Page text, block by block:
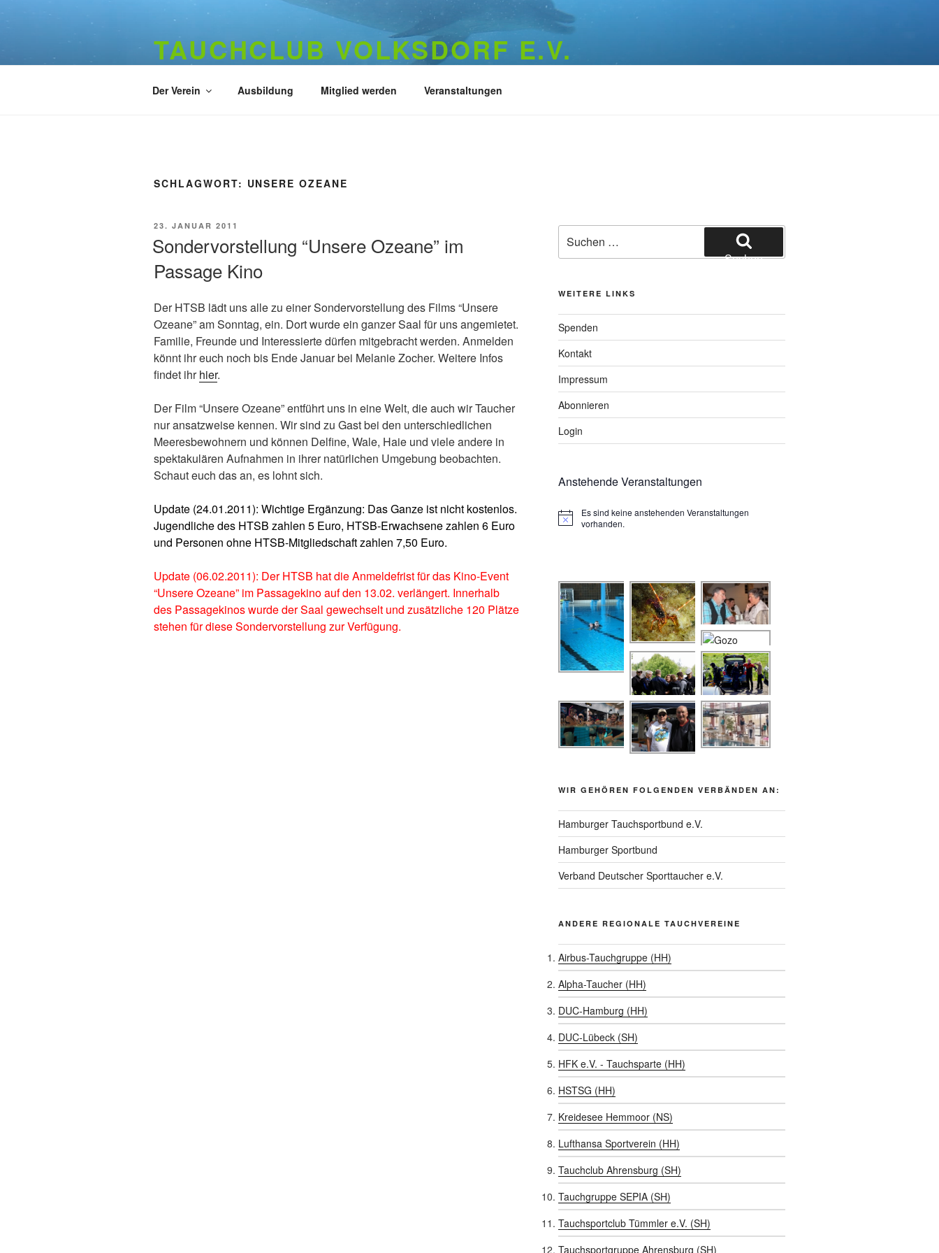
TAUCHCLUB VOLKSDORF E.V.
Der Verein Ausbildung Mitglied werden Veranstaltungen
SCHLAGWORT: UNSERE OZEANE
VERÖFFENTLICHT
23. JANUAR 2011
Sondervorstellung “Unsere Ozeane” im
Passage Kino
Der HTSB lädt uns alle zu einer Sondervorstellung des Films “Unsere
Ozeane” am Sonntag, ein. Dort wurde ein ganzer Saal für uns angemietet.
Familie, Freunde und Interessierte dürfen mitgebracht werden. Anmelden
könnt ihr euch noch bis Ende Januar bei Melanie Zocher. Weitere Infos
findet ihrhier.
Der Film “Unsere Ozeane” entführt uns in eine Welt, die auch wir Taucher
nur ansatzweise kennen. Wir sind zu Gast bei den unterschiedlichen
Meeresbewohnern und können Delfine, Wale, Haie und viele andere in
spektakulären Aufnahmen in ihrer natürlichen Umgebung beobachten.
Schaut euch das an, es lohnt sich.
Update (24.01.2011): Wichtige Ergänzung: Das Ganze ist nicht kostenlos.
Jugendliche des HTSB zahlen 5 Euro, HTSB-Erwachsene zahlen 6 Euro
und Personen ohne HTSB-Mitgliedschaft zahlen 7,50 Euro.
Update (06.02.2011): Der HTSB hat die Anmeldefrist für das Kino-Event
“Unsere Ozeane” im Passagekino auf den 13.02. verlängert. Innerhalb
des Passagekinos wurde der Saal gewechselt und zusätzliche 120 Plätze
stehen für diese Sondervorstellung zur Verfügung.
nach:
Suchen
WEITERE LINKS
Spenden
Kontakt
Impressum
Abonnieren
Login
Anstehende Veranstaltungen
H
s
Es sind keine anstehenden Veranstaltungen
vorhanden.
WIR GEHÖREN FOLGENDEN VERBÄNDEN AN:
Hamburger Tauchsportbund e.V.
Hamburger Sportbund
Verband Deutscher Sporttaucher e.V.
ANDERE REGIONALE TAUCHVEREINE
Airbus-Tauchgruppe (HH)
Alpha-Taucher (HH)
DUC-Hamburg (HH)
DUC-Lübeck (SH)
HFK e.V. - Tauchsparte (HH)
HSTSG (HH)
Kreidesee Hemmoor (NS)
Lufthansa Sportverein (HH)
Tauchclub Ahrensburg (SH)
Tauchgruppe SEPIA (SH)
Tauchsportclub Tümmler e.V. (SH)
Tauchsportgruppe Ahrensburg (SH)